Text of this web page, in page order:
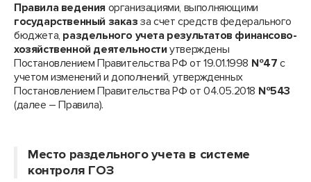
Правила ведения организациями, выполняющими
государственный заказ за счет средств федерального
бюджета, раздельного учета результатов финансово-
хозяйственной деятельности утверждены
Постановлением Правительства РФ от 19.01.1998 №47 с
учетом изменений и дополнений, утвержденных
Постановлением Правительства РФ от 04.05.2018 №543
(далее – Правила).
Место раздельного учета в системе
контроля ГОЗ